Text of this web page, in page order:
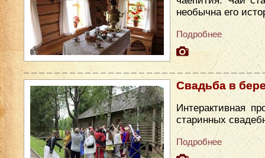
необычна его
Подробнее
Свадьба в
Интерактивная
старинных
Подробнее